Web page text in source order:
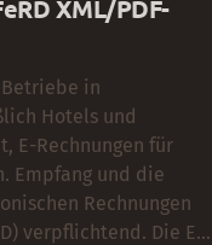
XML/PDF-
Betriebe in
Hotels und
E-Rechnungen für
Empfang und die
Rechnungen
verpflichtend. Die E-